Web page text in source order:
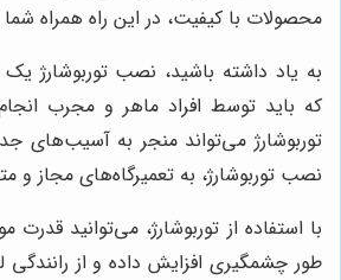
محصولات با کیفیت، در این راه همراه
به یاد داشته باشید، نصب توربوشارژ
که باید توسط افراد ماهر و مجرب
توربوشارژ می‌تواند منجر به آسیب‌های
نصب توربوشارژ، به تعمیرگاه‌های مجاز
با استفاده از توربوشارژ، می‌توانید قدرت
طور چشمگیری افزایش داده و از رانندگی